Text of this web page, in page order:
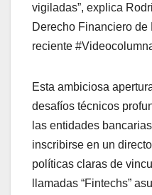
vigiladas”, explica
Derecho Financiero
reciente
Esta ambiciosa
desafíos técnicos
las entidades
inscribirse en un
políticas claras de
llamadas “Fintechs”